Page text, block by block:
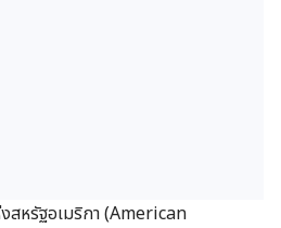
สหรัฐอเมริกา (American